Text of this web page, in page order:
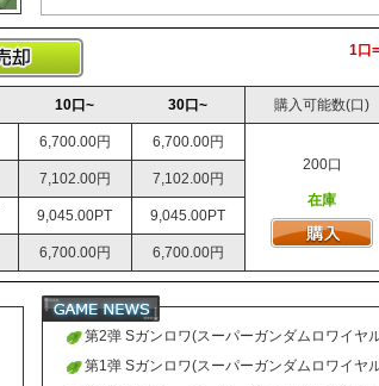
1口
10口~ 30口~ 購入可能数(口)
6,700.00円
6,700.00円
200口
在庫
7,102.00円 7,102.00円
9,045.00PT 9,045.00PT
6,700.00円 6,700.00円
第2弹 Sガンロワ(スーパーガンダムロワイヤ
の新しく初期アカウント入荷が入り、販売始
第1弹 Sガンロワ(スーパーガンダムロワイヤ